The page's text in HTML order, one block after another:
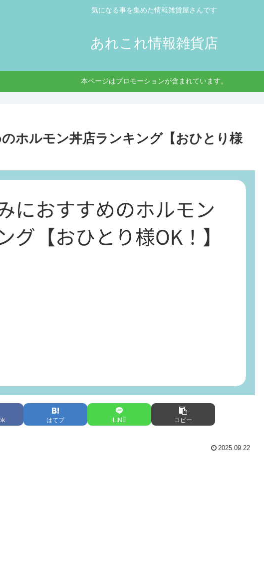
気になる事を集めた情報雑貨屋さんです
あれこれ情報雑貨店
本ページはプロモーションが含まれています。
ホルモン丼店ランキング【おひとり様
はてブ LINE コピー
2025.09.22